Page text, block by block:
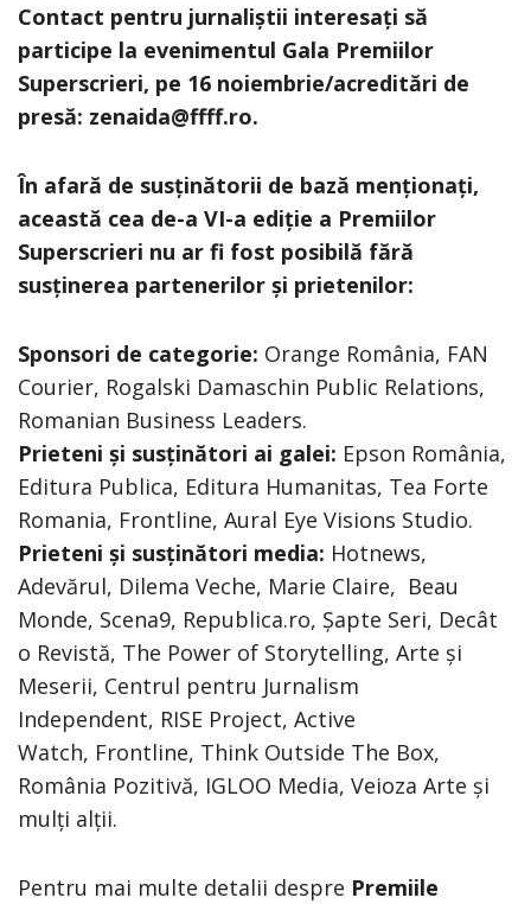
Contact pentru jurnaliștii interesați să
participe la evenimentul Gala Premiilor
Superscrieri, pe 16 noiembrie/acreditări de
presă: zenaida@ffff.ro.
În afară de susținătorii de bază menționați,
această cea de-a VI-a ediție a Premiilor
Superscrieri nu ar fi fost posibilă fără
susținerea partenerilor și prietenilor:
Sponsori de categorie: Orange România, FAN
Courier, Rogalski Damaschin Public Relations,
Romanian Business Leaders.
Prieteni și susținători ai galei: Epson România,
Editura Publica, Editura Humanitas, Tea Forte
Romania, Frontline, Aural Eye Visions Studio.
Prieteni și susținători media: Hotnews,
Adevărul, Dilema Veche, Marie Claire, Beau
Monde, Scena9, Republica.ro, Șapte Seri, Decât
o Revistă, The Power of Storytelling, Arte și
Meserii, Centrul pentru Jurnalism
Independent, RISE Project, Active
Watch, Frontline, Think Outside The Box,
România Pozitivă, IGLOO Media, Veioza Arte și
mulți alții.
Pentru mai multe detalii despre Premiile